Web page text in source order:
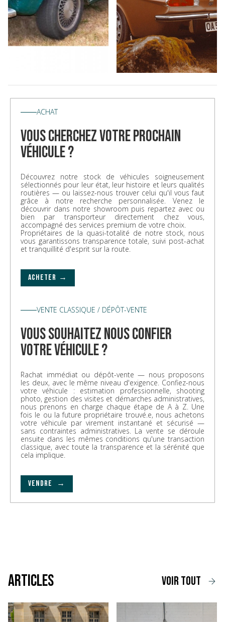
ACHAT
vous cherchez votre prochain
véhicule ?
Découvrez notre stock de véhicules soigneusement
sélectionnés pour leur état, leur histoire et leurs qualités
routières — ou laissez-nous trouver celui qu'il vous faut
grâce à notre recherche personnalisée. Venez le
découvrir dans notre showroom puis repartez avec ou
bien par transporteur directement chez vous,
accompagné des services premium de votre choix.
Propriétaires de la quasi-totalité de notre stock, nous
vous garantissons transparence totale, suivi post-achat
et tranquillité d'esprit sur la route.
ACHETER →
VENTE CLASSIQUE / DÉPÔT-VENTE
vous souhaitez nous confier
votre véhicule ?
Rachat immédiat ou dépôt-vente — nous proposons
les deux, avec le même niveau d'exigence. Confiez-nous
votre véhicule : estimation professionnelle, shooting
photo, gestion des visites et démarches administratives,
nous prenons en charge chaque étape de A à Z. Une
fois le ou la future propriétaire trouvé.e, nous achetons
votre véhicule par virement instantané et sécurisé —
sans contraintes administratives. La vente se déroule
ensuite dans les mêmes conditions qu'une transaction
classique, avec toute la transparence et la sérénité que
cela implique.
VENDRE →
voir tout
Articles